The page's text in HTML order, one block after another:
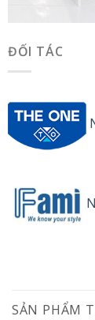
ĐỐI TÁC
SẢN PHẨM